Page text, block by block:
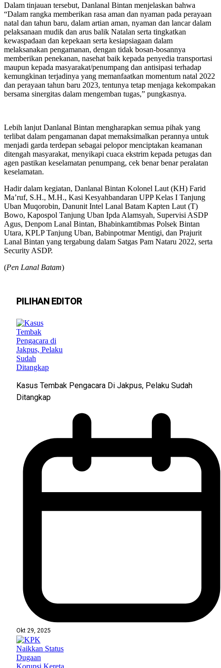
Dalam tinjauan tersebut, Danlanal Bintan menjelaskan bahwa
“Dalam rangka memberikan rasa aman dan nyaman pada perayaan
natal dan tahun baru, dalam artian aman, nyaman dan lancar dalam
pelaksanaan mudik dan arus balik Natalan serta tingkatkan
kewaspadaan dan kepekaan serta kesiapsiagaan dalam
melaksanakan pengamanan, dengan tidak bosan-bosannya
memberikan penekanan, nasehat baik kepada penyedia transportasi
maupun kepada masyarakat/penumpang dan antisipasi terhadap
kemungkinan terjadinya yang memanfaatkan momentum natal 2022
dan perayaan tahun baru 2023, tentunya tetap menjaga kekompakan
bersama sinergitas dalam mengemban tugas,” pungkasnya.
Lebih lanjut Danlanal Bintan mengharapkan semua pihak yang
terlibat dalam pengamanan dapat memaksimalkan perannya untuk
menjadi garda terdepan sebagai pelopor menciptakan keamanan
ditengah masyarakat, menyikapi cuaca ekstrim kepada petugas dan
agen pastikan keselamatan penumpang, cek benar benar peralatan
keselamatan.
Hadir dalam kegiatan, Danlanal Bintan Kolonel Laut (KH) Farid
Ma’ruf, S.H., M.H., Kasi Kesyahbandaran UPP Kelas I Tanjung
Uban Muqorobin, Danunit Intel Lanal Batam Kapten Laut (T)
Bowo, Kapospol Tanjung Uban Ipda Alamsyah, Supervisi ASDP
Agus, Denpom Lanal Bintan, Bhabinkamtibmas Polsek Bintan
Utara, KPLP Tanjung Uban, Babinpotmar Mentigi, dan Prajurit
Lanal Bintan yang tergabung dalam Satgas Pam Nataru 2022, serta
Security ASDP.
(Pen Lanal Batam)
PILIHAN EDITOR
Kasus Tembak Pengacara Di Jakpus, Pelaku Sudah
Ditangkap
Okt 29, 2025